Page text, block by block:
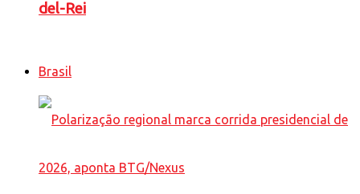
del-Rei
Brasil